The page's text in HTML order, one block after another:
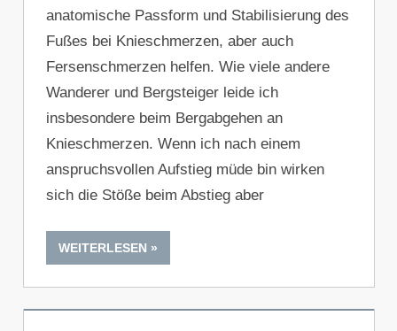
anatomische Passform und Stabilisierung des
Fußes bei Knieschmerzen, aber auch
Fersenschmerzen helfen. Wie viele andere
Wanderer und Bergsteiger leide ich
insbesondere beim Bergabgehen an
Knieschmerzen. Wenn ich nach einem
anspruchsvollen Aufstieg müde bin wirken
sich die Stöße beim Abstieg aber
WEITERLESEN